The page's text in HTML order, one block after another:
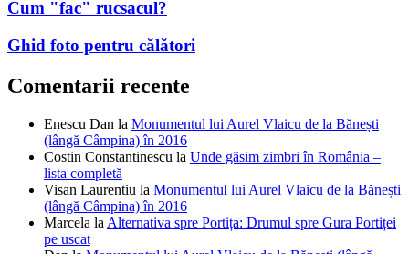
Ghid foto pentru călători
Comentarii recente
Enescu Danla Monumentul lui Aurel Vlaicu de la Bănești
Costin ConstantinesculaUnde găsim zimbri în România –
lista completă
Visan LaurentiulaMonumentul lui Aurel Vlaicu de la Bănești
(lângă Câmpina) în 2016
MarcelalaAlternativa spre Portița: Drumul spre Gura Portiței
pe uscat
DanlaMonumentul lui Aurel Vlaicu de la Bănești (lângă
Câmpina) în 2016